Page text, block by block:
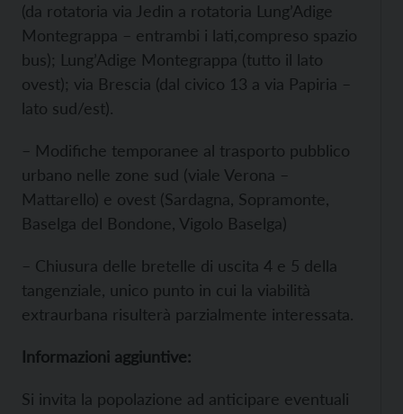
(da rotatoria via Jedin a rotatoria Lung’Adige
Montegrappa – entrambi i lati,compreso spazio
bus); Lung’Adige Montegrappa (tutto il lato
ovest); via Brescia (dal civico 13 a via Papiria –
lato sud/est).
– Modifiche temporanee al trasporto pubblico
urbano nelle zone sud (viale Verona –
Mattarello) e ovest (Sardagna, Sopramonte,
Baselga del Bondone, Vigolo Baselga)
– Chiusura delle bretelle di uscita 4 e 5 della
tangenziale, unico punto in cui la viabilità
extraurbana risulterà parzialmente interessata.
Informazioni aggiuntive:
Si invita la popolazione ad anticipare eventuali